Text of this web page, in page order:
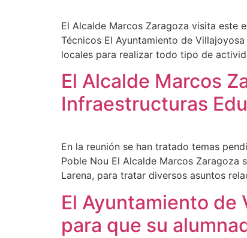
El Alcalde Marcos Zaragoza visita este
Técnicos El Ayuntamiento de
locales para realizar todo tipo de
El Alcalde Marcos
Infraestructuras
En la reunión se han tratado temas
Poble Nou El Alcalde Marcos Zaragoza
Larena, para tratar diversos asuntos
El Ayuntamiento de
para que su